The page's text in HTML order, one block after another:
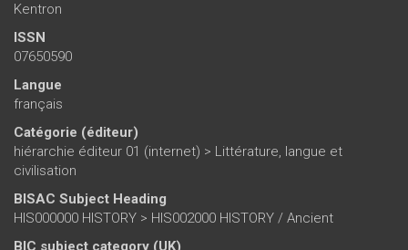
Kentron
ISSN
07650590
Langue
français
Catégorie (éditeur)
hiérarchie éditeur 01 (internet) > Littérature, langue et
civilisation
BISAC Subject Heading
HIS000000 HISTORY > HIS002000 HISTORY / Ancient
BIC subject category (UK)